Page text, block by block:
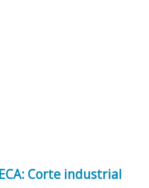
Corte industrial